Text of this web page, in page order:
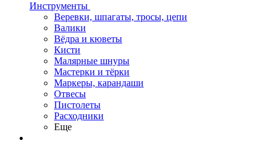
Инструменты
Веревки, шпагаты, тросы, цепи
Валики
Вёдра и кюветы
Кисти
Малярные шнуры
Мастерки и тёрки
Маркеры, карандаши
Отвесы
Пистолеты
Расходники
Еще